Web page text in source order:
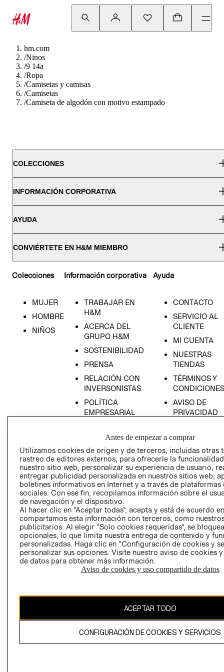
hm.com
/Ninos
/9 14a
/Ropa
/Camisetas y camisas
/Camisetas
/Camiseta de algodón con motivo estampado
COLECCIONES
INFORMACIÓN CORPORATIVA
AYUDA
CONVIÉRTETE EN H&M MIEMBRO
Colecciones
MUJER
HOMBRE
NIÑOS
Información corporativa
TRABAJAR EN
H&M
ACERCA DEL
GRUPO H&M
SOSTENIBILIDAD
PRENSA
RELACIÓN CON
INVERSONISTAS
POLÍTICA
EMPRESARIAL
Ayuda
CONTACTO
SERVICIO AL
CLIENTE
MI CUENTA
NUESTRAS
TIENDAS
TÉRMINOS Y
CONDICIONES
AVISO DE
PRIVACIDAD
AVISO DE
COOKIES
LIBRO DE
Ecuador ($)
CAMBIAR REGIÓN
El contenido de esta página web está protegido por copyright y es
Antes de empezar a comprar
Utilizamos cookies de origen y de terceros, incluidas otras
rastreo de editores externos, para ofrecerle la
nuestro sitio web, personalizar su experiencia de usuario,
entregar publicidad personalizada en nuestros sitios web,
boletines informativos en Internet y a través de plataformas
sociales. Con ese fin, recopilamos información sobre el
de navegación y el dispositivo.
Al hacer clic en “Aceptar todas”, acepta y está de acuerdo
compartamos esta información con terceros, como
publicitarios. Al elegir “Solo cookies requeridas”, se
opcionales, lo que limita nuestra entrega de contenido y
personalizadas. Haga clic en “Configuración de cookies y
personalizar sus opciones. Visite nuestro aviso de cookies
de datos para obtener más información.
Aviso de cookies y uso compartido de datos
ACEPTAR TODO
CONFIGURACIÓN DE COOKIES Y SERVICIOS